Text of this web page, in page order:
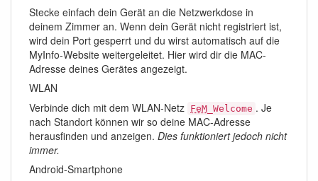
Stecke einfach dein Gerät an die Netzwerkdose in
deinem Zimmer an. Wenn dein Gerät nicht registriert ist,
wird dein Port gesperrt und du wirst automatisch auf die
MyInfo-Website weitergeleitet. Hier wird dir die MAC-
Adresse deines Gerätes angezeigt.
WLAN
Verbinde dich mit dem WLAN-Netz FeM _Welcome . Je
nach Standort können wir so deine MAC-Adresse
herausfinden und anzeigen. Dies funktioniert jedoch nicht
immer.
Android-Smartphone